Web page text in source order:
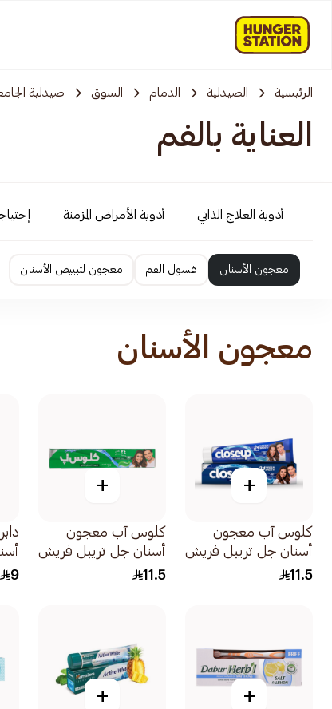
الرئيسية الصيدلية الدمام السوق صيدلية
العناية بالفم
أدوية العلاج الذاتي أدوية الأمراض المزمنة
معجون الأسنان غسول الفم معجون لتبييض الأسنان
معجون الأسنان
+
كلوس آب معجون
أسنان جل تريبل فريش
كول بريز 120مل
11.5
+
كلوس آب معجون
أسنان جل تريبل فريش
انتعاش المنثول 120مل
11.5
150جرام
9
+
+